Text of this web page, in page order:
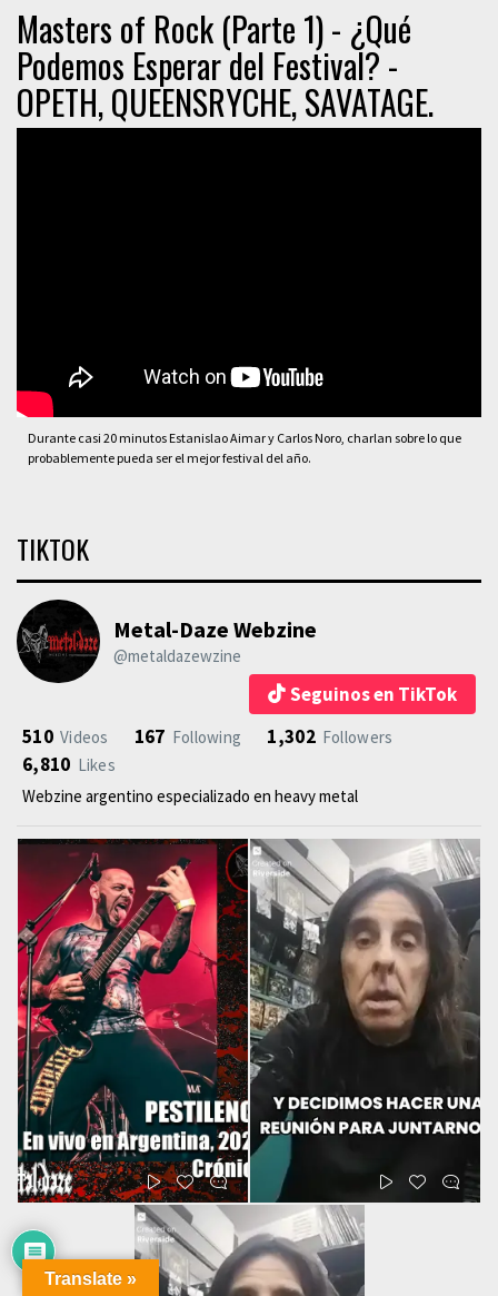
Masters of Rock (Parte 1) - ¿Qué
Podemos Esperar del Festival? -
OPETH, QUEENSRYCHE, SAVATAGE.
Durante casi 20 minutos Estanislao Aimar y Carlos Noro, charlan sobre lo que
probablemente pueda ser el mejor festival del año.
TIKTOK
Metal-Daze Webzine
@metaldazewzine
Seguinos en TikTok
510 Videos 167 Following 1,302 Followers
6,810 Likes
Webzine argentino especializado en heavy metal
Translate »